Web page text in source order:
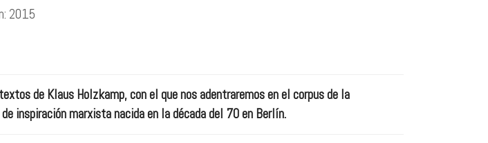
2015
de Klaus Holzkamp, con el que nos adentraremos en el corpus de la
inspiración marxista nacida en la década del 70 en Berlín.